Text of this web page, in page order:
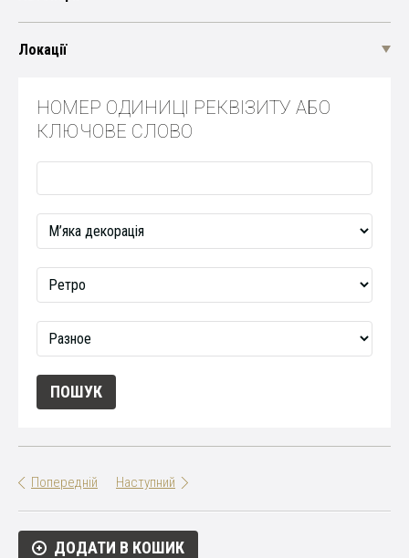
Локації
НОМЕР ОДИНИЦІ РЕКВІЗИТУ АБО
КЛЮЧОВЕ СЛОВО
Попередній Наступний
ДОДАТИ В КОШИК